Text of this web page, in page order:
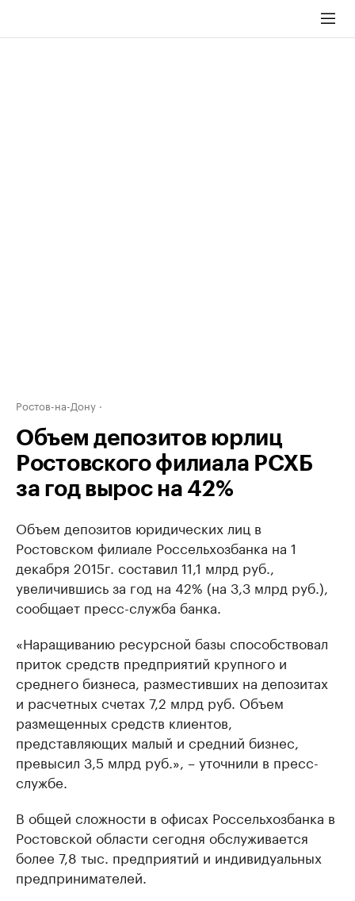
Ростов-на-Дону
Объем депозитов юрлиц
Ростовского филиала РСХБ
за год вырос на 42%
Объем депозитов юридических лиц в
Ростовском филиале Россельхозбанка на 1
декабря 2015г. составил 11,1 млрд руб.,
увеличившись за год на 42% (на 3,3 млрд руб.),
сообщает пресс-служба банка.
«Наращиванию ресурсной базы способствовал
приток средств предприятий крупного и
среднего бизнеса, разместивших на депозитах
и расчетных счетах 7,2 млрд руб. Объем
размещенных средств клиентов,
представляющих малый и средний бизнес,
превысил 3,5 млрд руб.», – уточнили в пресс-
службе.
В общей сложности в офисах Россельхозбанка в
Ростовской области сегодня обслуживается
более 7,8 тыс. предприятий и индивидуальных
предпринимателей.